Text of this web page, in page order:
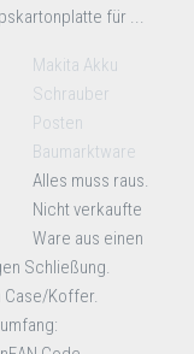
für ...
Makita Akku
Schrauber
Posten
Baumarktware
Alles muss raus.
Nicht verkaufte
Ware aus einen
Schließung.
Case/Koffer.